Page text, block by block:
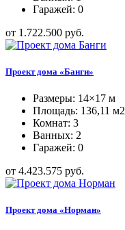
Гаражей: 0
от 1.722.500 руб.
Проект дома «Банги»
Размеры: 14×17 м
Площадь: 136,11 м2
Комнат: 3
Ванных: 2
Гаражей: 0
от 4.423.575 руб.
Проект дома «Норман»